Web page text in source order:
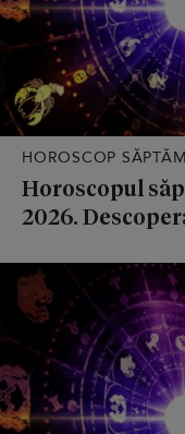
HOROSCOP
Horoscopul
2026.